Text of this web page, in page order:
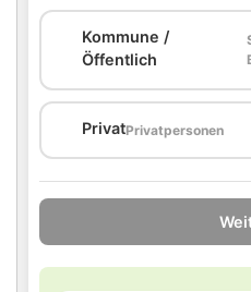
Kommune /
Öffentlich
PrivatPrivatpersonen